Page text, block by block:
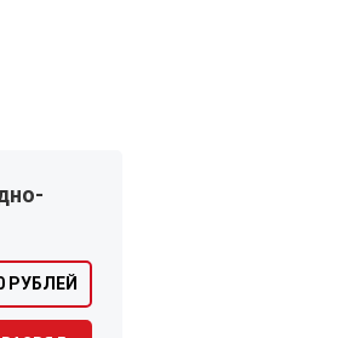
РУБЛЕЙ